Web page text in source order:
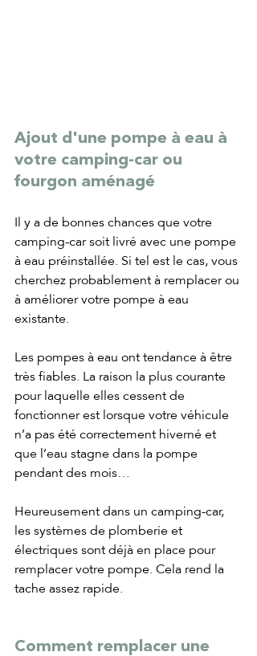
Ajout d'une pompe à eau à
votre camping-car ou
fourgon aménagé
Il y a de bonnes chances que votre
camping-car soit livré avec une pompe
à eau préinstallée. Si tel est le cas, vous
cherchez probablement à remplacer ou
à améliorer votre pompe à eau
existante.
Les pompes à eau ont tendance à être
très fiables. La raison la plus courante
pour laquelle elles cessent de
fonctionner est lorsque votre véhicule
n’a pas été correctement hiverné et
que l’eau stagne dans la pompe
pendant des mois…
Heureusement dans un camping-car,
les systèmes de plomberie et
électriques sont déjà en place pour
remplacer votre pompe. Cela rend la
tache assez rapide.
Comment remplacer une